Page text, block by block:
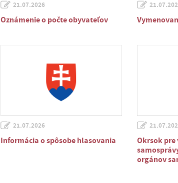
21.07.2026
Oznámenie o počte obyvateľov
21.07.2026
Informácia o spôsobe hlasovania
Okrsok
orgánov